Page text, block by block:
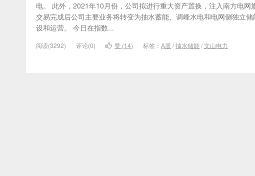
电。 此外，2021年10月份，公司拟进行重大资产置换，注入南方电网
交易完成后公司主要业务将转变为抽水蓄能、调峰水电和电网侧独立
设和运营。 今日在指数...
阅读(3292) 评论(0) 赞 (14) 标签： A股 /抽水储能/文山电力